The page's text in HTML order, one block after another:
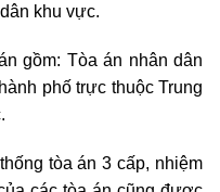
khu vực.
gồm: Tòa án nhân dân
phố trực thuộc Trung
tòa án 3 cấp, nhiệm